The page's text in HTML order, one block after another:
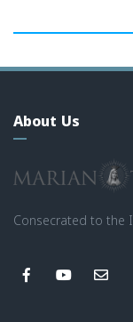
About Us
Consecrated to the